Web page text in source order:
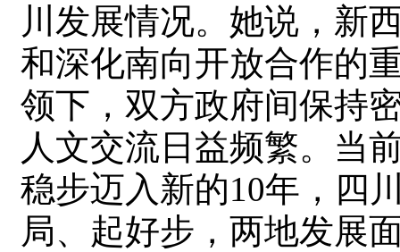
川发展情况。她说，新
和深化南向开放合作的
领下，双方政府间保持
人文交流日益频繁。当
稳步迈入新的10年，四
局、起好步，两地发展